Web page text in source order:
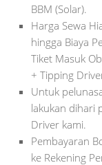
BBM (Solar).
Harga Sewa
hingga Biaya
Tiket Masuk
+ Tipping
Untuk
lakukan dihari
Driver kami.
Pembayaran
ke Rekening